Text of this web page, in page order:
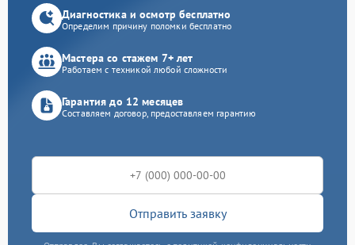
Диагностика и осмотр бесплатно
Определим причину поломки бесплатно
Мастера со стажем 7+ лет
Работаем с техникой любой сложности
Гарантия до 12 месяцев
Составляем договор, предоставляем гарантию
Отправить заявку